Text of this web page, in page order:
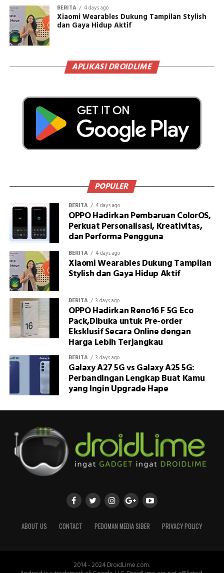
BERITA 4 days ago
Xiaomi Wearables Dukung Tampilan Stylish
dan Gaya Hidup Aktif
APLIKASI DROIDLIME
POPULER
BERITA 4 days ago
OPPO Hadirkan Pembaruan ColorOS,
Perkuat Personalisasi, Kreativitas,
dan Performa Pengguna
BERITA 4 days ago
Xiaomi Wearables Dukung Tampilan
Stylish dan Gaya Hidup Aktif
BERITA 3 days ago
OPPO Hadirkan Reno16 F 5G Eco
Pack,Dibuka untuk Pre-order
Eksklusif Secara Online dengan
Harga Lebih Terjangkau
BERITA 3 days ago
Galaxy A27 5G vs Galaxy A25 5G:
Perbandingan Lengkap Buat Kamu
yang Ingin Upgrade Hape
ABOUT US CONTACT PEDOMAN MEDIA SIBER PRIVACY POLICY
2014 - 2024 DroidLime.com.